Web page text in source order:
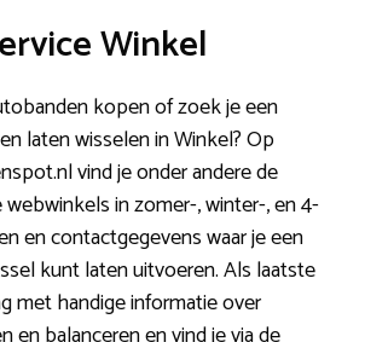
Winkel
kopen of zoek je een
laten wisselen in Winkel? Op
vind je onder andere de
in zomer-, winter-, en 4-
en contactgegevens waar je een
kunt laten uitvoeren. Als laatste
met handige informatie over